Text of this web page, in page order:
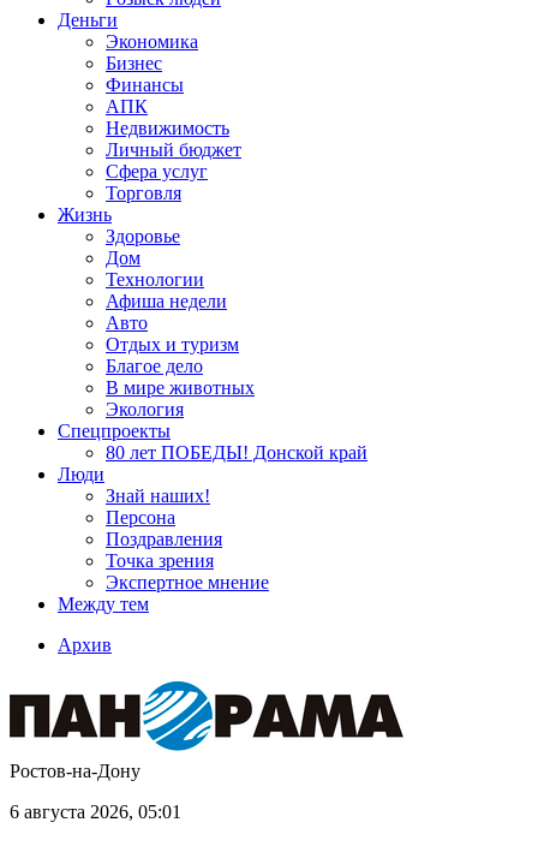
Деньги
Экономика
Бизнес
Финансы
АПК
Недвижимость
Личный бюджет
Сфера услуг
Торговля
Жизнь
Здоровье
Дом
Технологии
Афиша недели
Авто
Отдых и туризм
Благое дело
В мире животных
Экология
Спецпроекты
80 лет ПОБЕДЫ! Донской край
Люди
Знай наших!
Персона
Поздравления
Точка зрения
Экспертное мнение
Между тем
Архив
Ростов-на-Дону
6 августа 2026, 05:01